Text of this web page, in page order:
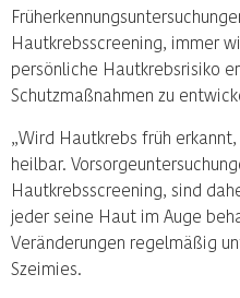
Hautkrebsscreening, immer
persönliche Hautkrebsrisiko
Schutzmaßnahmen zu
„Wird Hautkrebs früh
heilbar.
Hautkrebsscreening, sind
jeder seine Haut im Auge
Veränderungen regelmäßig
Szeimies.